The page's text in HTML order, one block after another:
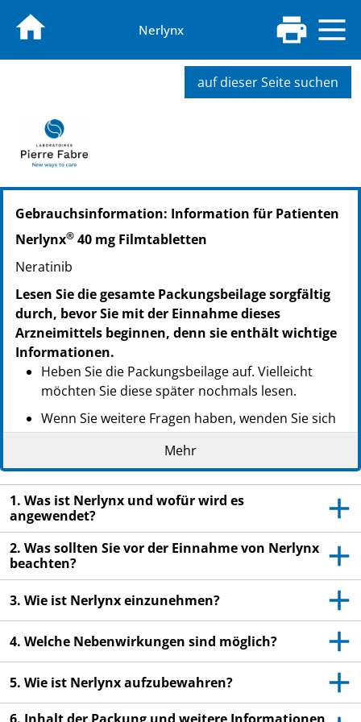
Nerlynx
auf dieser Seite suchen
PZN: 15869040
PPN: 111586904058
NTIN: 04150158690403
Gebrauchsinformation: Information für Patienten
Nerlynx® 40 mg Filmtabletten
Neratinib
Lesen Sie die gesamte Packungsbeilage sorgfältig
durch, bevor Sie mit der Einnahme dieses
Arzneimittels beginnen, denn sie enthält wichtige
Informationen.
Heben Sie die Packungsbeilage auf. Vielleicht
möchten Sie diese später nochmals lesen.
Wenn Sie weitere Fragen haben, wenden Sie sich
an Ihren Arzt oder Apotheker.
Dieses Arzneimittel wurde Ihnen persönlich
verschrieben. Geben Sie es nicht an Dritte weiter.
Es kann anderen Menschen schaden, auch wenn
diese die gleichen Beschwerden haben wie Sie.
Wenn Sie Nebenwirkungen bemerken, wenden Sie
sich an Ihren Arzt oder Apotheker. Dies gilt auch
Packungsbeilage angegeben sind. Siehe Abschnitt
Mehr
1. Was ist Nerlynx und wofür wird es
angewendet?
2. Was sollten Sie vor der Einnahme von Nerlynx
beachten?
3. Wie ist Nerlynx einzunehmen?
4. Welche Nebenwirkungen sind möglich?
5. Wie ist Nerlynx aufzubewahren?